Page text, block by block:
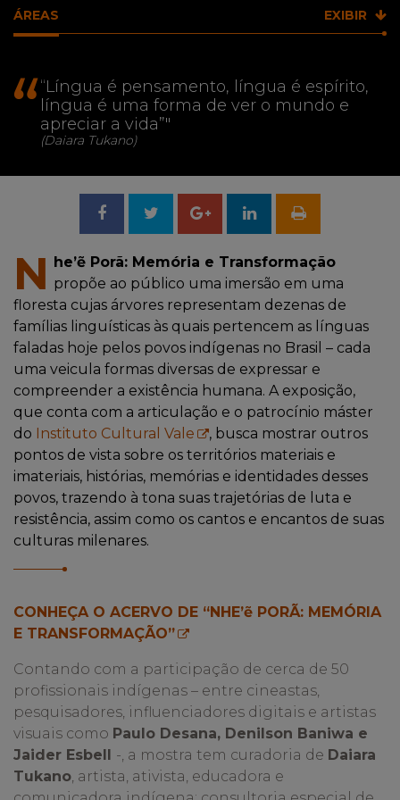
ÁREAS EXIBIR
"“Língua é pensamento, língua é espírito,
língua é uma forma de ver o mundo e
apreciar a vida”"
(Daiara Tukano)
Compartilhar
no
Facebook
TweetarCompartilhar
no
Google
+
N
he’ẽ Porã: Memória e Transformação
propõe ao público uma imersão em uma
floresta cujas árvores representam dezenas de
famílias linguísticas às quais pertencem as línguas
faladas hoje pelos povos indígenas no Brasil – cada
uma veicula formas diversas de expressar e
compreender a existência humana. A exposição,
que conta com a articulação e o patrocínio máster
do
Instituto Cultural Vale
, busca mostrar outros
pontos de vista sobre os territórios materiais e
imateriais, histórias, memórias e identidades desses
povos, trazendo à tona suas trajetórias de luta e
resistência, assim como os cantos e encantos de suas
culturas milenares.
CONHEÇA O ACERVO DE “NHE’ẽ PORÃ: MEMÓRIA
E TRANSFORMAÇÃO”
Contando com a participação de cerca de 50
profissionais indígenas – entre cineastas,
pesquisadores, influenciadores digitais e artistas
visuais como Paulo Desana, Denilson Baniwa e
Jaider Esbell -, a mostra tem curadoria de Daiara
Tukano, artista, ativista, educadora e